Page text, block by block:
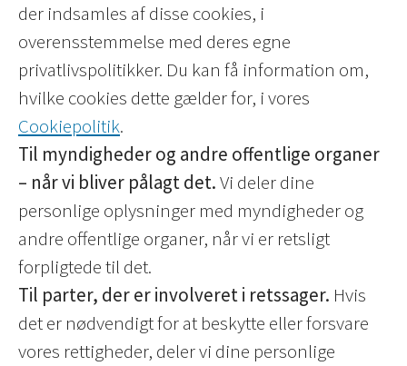
der indsamles af disse cookies, i
overensstemmelse med deres egne
privatlivspolitikker. Du kan få information om,
hvilke cookies dette gælder for, i vores
Cookiepolitik.
Til myndigheder og andre offentlige organer
– når vi bliver pålagt det.Vi deler dine
personlige oplysninger med myndigheder og
andre offentlige organer, når vi er retsligt
forpligtede til det.
Til parter, der er involveret i retssager. Hvis
det er nødvendigt for at beskytte eller forsvare
vores rettigheder, deler vi dine personlige